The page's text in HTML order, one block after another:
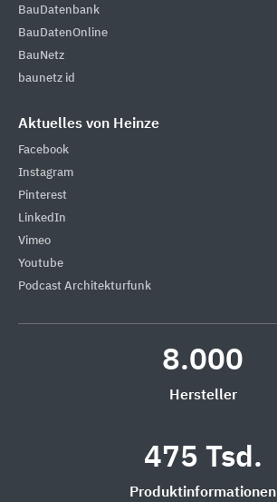
BauDatenbank
BauDatenOnline
BauNetz
baunetz id
Aktuelles von Heinze
Facebook
Instagram
Pinterest
LinkedIn
Vimeo
Youtube
Podcast Architekturfunk
8.000
Hersteller
475 Tsd.
Produktinformationen